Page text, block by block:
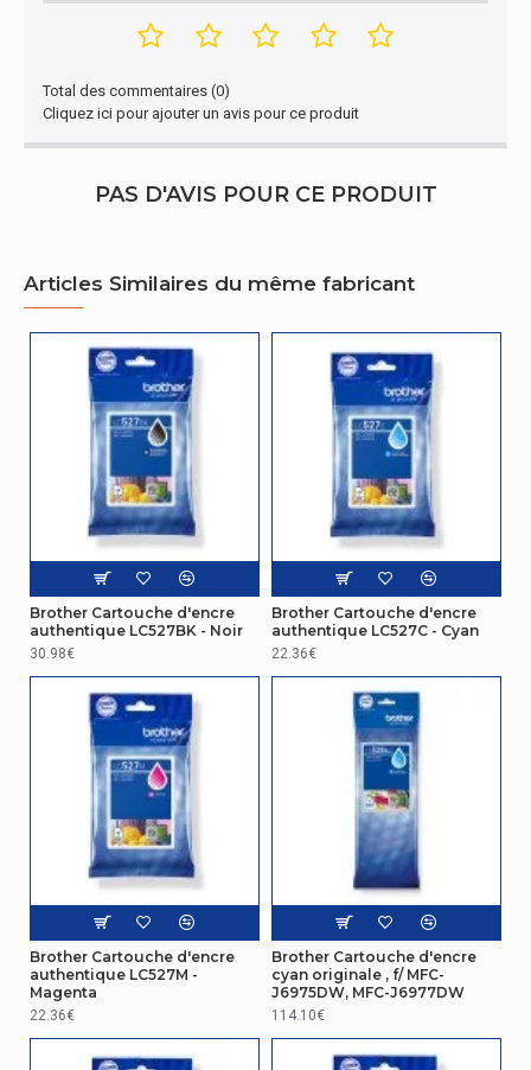
Total des commentaires (0)
Cliquez ici pour ajouter un avis pour ce produit
PAS D'AVIS POUR CE PRODUIT
Articles Similaires du même fabricant
Brother Cartouche d'encre
authentique LC527BK - Noir
30.98€
Brother Cartouche d'encre
authentique LC527C - Cyan
22.36€
Brother Cartouche d'encre
authentique LC527M -
Magenta
22.36€
Brother Cartouche d'encre
cyan originale , f/ MFC-
J6975DW, MFC-J6977DW
114.10€